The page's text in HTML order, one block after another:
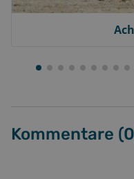
Kommentare (0